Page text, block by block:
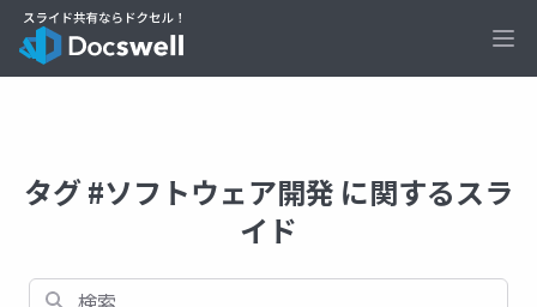
タグ #ソフトウェア開発 に関するスラ
イド
検索